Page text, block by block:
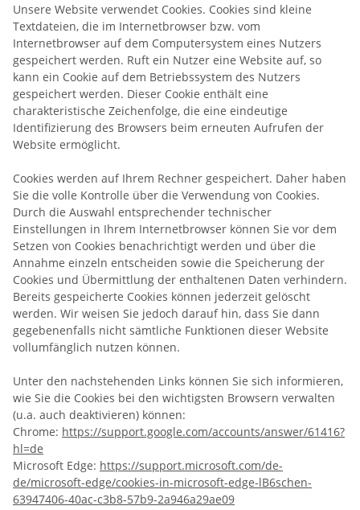
Unsere Website verwendet Cookies. Cookies sind kleine
Textdateien, die im Internetbrowser bzw. vom
Internetbrowser auf dem Computersystem eines Nutzers
gespeichert werden. Ruft ein Nutzer eine Website auf, so
kann ein Cookie auf dem Betriebssystem des Nutzers
gespeichert werden. Dieser Cookie enthält eine
charakteristische Zeichenfolge, die eine eindeutige
Identifizierung des Browsers beim erneuten Aufrufen der
Website ermöglicht.
Cookies werden auf Ihrem Rechner gespeichert. Daher haben
Sie die volle Kontrolle über die Verwendung von Cookies.
Durch die Auswahl entsprechender technischer
Einstellungen in Ihrem Internetbrowser können Sie vor dem
Setzen von Cookies benachrichtigt werden und über die
Annahme einzeln entscheiden sowie die Speicherung der
Cookies und Übermittlung der enthaltenen Daten verhindern.
Bereits gespeicherte Cookies können jederzeit gelöscht
werden. Wir weisen Sie jedoch darauf hin, dass Sie dann
gegebenenfalls nicht sämtliche Funktionen dieser Website
vollumfänglich nutzen können.
Unter den nachstehenden Links können Sie sich informieren,
wie Sie die Cookies bei den wichtigsten Browsern verwalten
(u.a. auch deaktivieren) können:
Chrome: https://support.google.com/accounts/answer/61416?
hl=de
Microsoft Edge: https://support.microsoft.com/de-
de/microsoft-edge/cookies-in-microsoft-edge-lB6schen-
63947406-40ac-c3b8-57b9-2a946a29ae09